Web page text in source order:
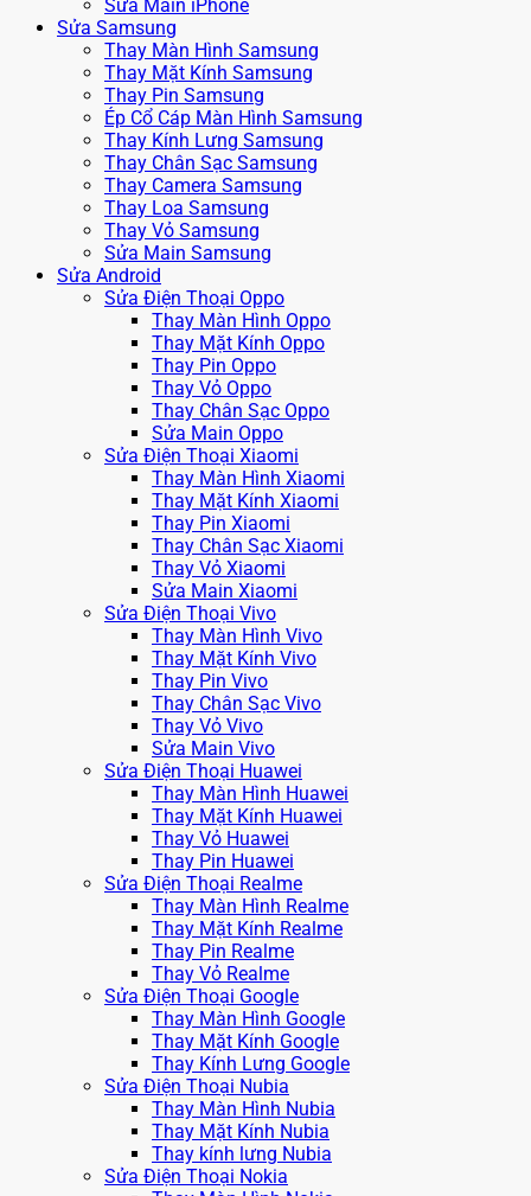
Sửa Main iPhone
Sửa Samsung
Thay Màn Hình Samsung
Thay Mặt Kính Samsung
Thay Pin Samsung
Ép Cổ Cáp Màn Hình Samsung
Thay Kính Lưng Samsung
Thay Chân Sạc Samsung
Thay Camera Samsung
Thay Loa Samsung
Thay Vỏ Samsung
Sửa Main Samsung
Sửa Android
Sửa Điện Thoại Oppo
Thay Màn Hình Oppo
Thay Mặt Kính Oppo
Thay Pin Oppo
Thay Vỏ Oppo
Thay Chân Sạc Oppo
Sửa Main Oppo
Sửa Điện Thoại Xiaomi
Thay Màn Hình Xiaomi
Thay Mặt Kính Xiaomi
Thay Pin Xiaomi
Thay Chân Sạc Xiaomi
Thay Vỏ Xiaomi
Sửa Main Xiaomi
Sửa Điện Thoại Vivo
Thay Màn Hình Vivo
Thay Mặt Kính Vivo
Thay Pin Vivo
Thay Chân Sạc Vivo
Thay Vỏ Vivo
Sửa Main Vivo
Sửa Điện Thoại Huawei
Thay Màn Hình Huawei
Thay Mặt Kính Huawei
Thay Vỏ Huawei
Thay Pin Huawei
Sửa Điện Thoại Realme
Thay Màn Hình Realme
Thay Mặt Kính Realme
Thay Pin Realme
Thay Vỏ Realme
Sửa Điện Thoại Google
Thay Màn Hình Google
Thay Mặt Kính Google
Thay Kính Lưng Google
Sửa Điện Thoại Nubia
Thay Màn Hình Nubia
Thay Mặt Kính Nubia
Thay kính lưng Nubia
Sửa Điện Thoại Nokia